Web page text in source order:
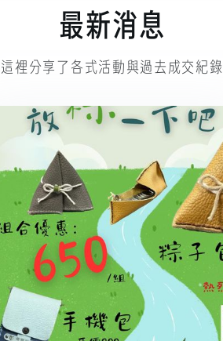
最新消息
這裡分享了各式活動與過去成交紀錄